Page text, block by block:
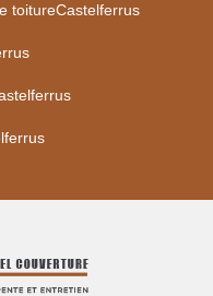
toitureCastelferrus